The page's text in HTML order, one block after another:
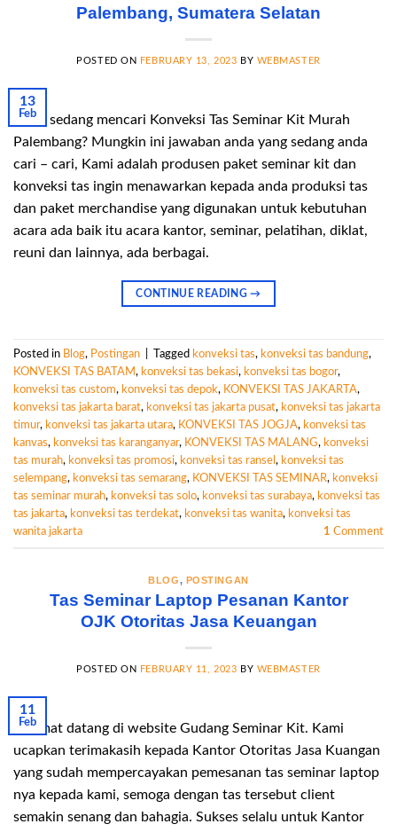
Palembang, Sumatera Selatan
POSTED ON FEBRUARY 13, 2023 BY WEBMASTER
13
Feb
Anda sedang mencari Konveksi Tas Seminar Kit Murah
Palembang? Mungkin ini jawaban anda yang sedang anda
cari – cari, Kami adalah produsen paket seminar kit dan
konveksi tas ingin menawarkan kepada anda produksi tas
dan paket merchandise yang digunakan untuk kebutuhan
acara ada baik itu acara kantor, seminar, pelatihan, diklat,
reuni dan lainnya, ada berbagai.
CONTINUE READING→
Posted in Blog, Postingan Tagged konveksi tas, konveksi tas bandung,
KONVEKSI TAS BATAM, konveksi tas bekasi, konveksi tas bogor,
konveksi tas custom, konveksi tas depok, KONVEKSI TAS JAKARTA,
konveksi tas jakarta barat, konveksi tas jakarta pusat, konveksi tas jakarta
timur, konveksi tas jakarta utara, KONVEKSI TAS JOGJA, konveksi tas
kanvas, konveksi tas karanganyar, KONVEKSI TAS MALANG, konveksi
tas murah, konveksi tas promosi, konveksi tas ransel , konveksi tas
selempang, konveksi tas semarang, KONVEKSI TAS SEMINAR, konveksi
tas seminar murah, konveksi tas solo, konveksi tas surabaya, konveksi tas
tas jakarta, konveksi tas terdekat, konveksi tas wanita, konveksi tas
wanita jakarta
1 Comment
BLOG, POSTINGAN
Tas Seminar Laptop Pesanan Kantor
OJK Otoritas Jasa Keuangan
POSTED ON FEBRUARY 11, 2023 BY WEBMASTER
11
Feb
Selamat datang di website Gudang Seminar Kit. Kami
ucapkan terimakasih kepada Kantor Otoritas Jasa Kuangan
yang sudah mempercayakan pemesanan tas seminar laptop
nya kepada kami, semoga dengan tas tersebut client
semakin senang dan bahagia. Sukses selalu untuk Kantor